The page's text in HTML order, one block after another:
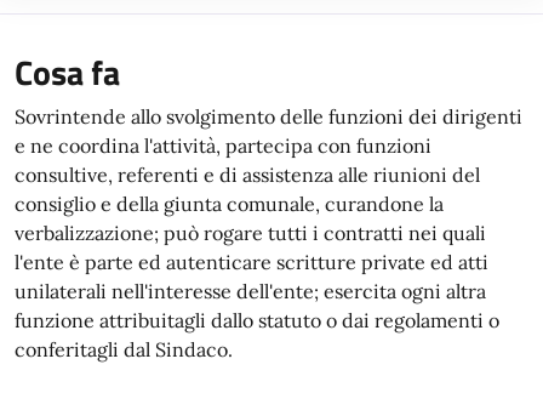
Cosa fa
Sovrintende allo svolgimento delle funzioni dei dirigenti
e ne coordina l'attività, partecipa con funzioni
consultive, referenti e di assistenza alle riunioni del
consiglio e della giunta comunale, curandone la
verbalizzazione; può rogare tutti i contratti nei quali
l'ente è parte ed autenticare scritture private ed atti
unilaterali nell'interesse dell'ente; esercita ogni altra
funzione attribuitagli dallo statuto o dai regolamenti o
conferitagli dal Sindaco.